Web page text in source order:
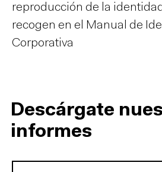
reproducción de la
recogen en el Manual de
Corporativa
Descárgate
informes